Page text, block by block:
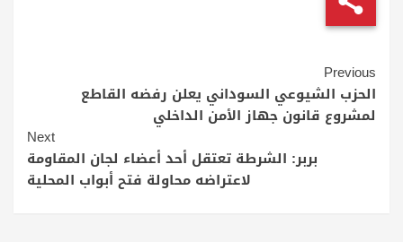
Continue
Reading
Previous
الحزب الشيوعي السوداني يعلن رفضه القاطع
لمشروع قانون جهاز الأمن الداخلي
Next
بربر: الشرطة تعتقل أحد أعضاء لجان المقاومة
لاعتراضه محاولة فتح أبواب المحلية